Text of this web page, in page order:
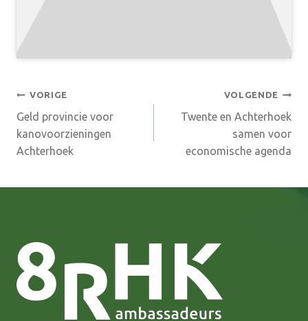
Bericht
navigatie
VORIGE
Geld provincie voor
kanovoorzieningen
Achterhoek
VOLGENDE
Twente en Achterhoek
samen voor
economische agenda